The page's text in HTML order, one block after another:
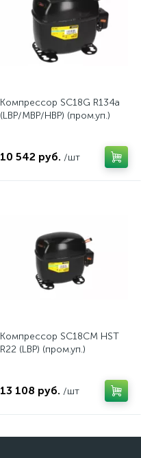
Компрессор SC18G R134a
(LBP/MBP/HBP) (пром.уп.)
10 542 руб. /шт
Компрессор SC18CM HST
R22 (LBP) (пром.уп.)
13 108 руб. /шт